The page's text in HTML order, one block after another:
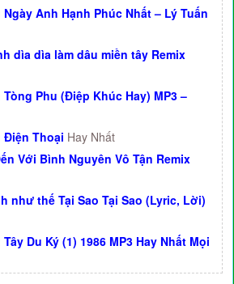
Anh Hạnh Phúc Nhất – Lý Tuấn
dìa dìa làm dâu miền tây Remix
Phu (Điệp Khúc Hay) MP3 –
Điện Thoại Hay Nhất
Với Bình Nguyên Vô Tận Remix
như thế Tại Sao Tại Sao (Lyric, Lời)
Du Ký (1) 1986 MP3 Hay Nhất Mọi